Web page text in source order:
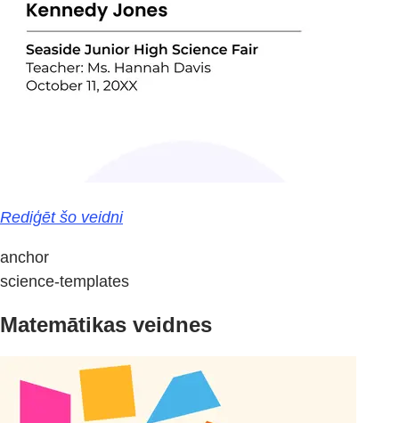
Rediģēt šo veidni
anchor
science-templates
Matemātikas veidnes